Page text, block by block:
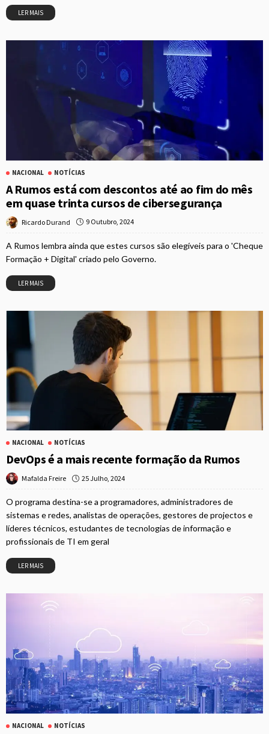
LER MAIS
NACIONAL NOTÍCIAS
A Rumos está com descontos até ao fim do mês
em quase trinta cursos de cibersegurança
Ricardo Durand 9 Outubro, 2024
A Rumos lembra ainda que estes cursos são elegíveis para o 'Cheque
Formação + Digital' criado pelo Governo.
LER MAIS
NACIONAL NOTÍCIAS
DevOps é a mais recente formação da Rumos
Mafalda Freire 25 Julho, 2024
O programa destina-se a programadores, administradores de
sistemas e redes, analistas de operações, gestores de projectos e
líderes técnicos, estudantes de tecnologias de informação e
profissionais de TI em geral
LER MAIS
NACIONAL NOTÍCIAS